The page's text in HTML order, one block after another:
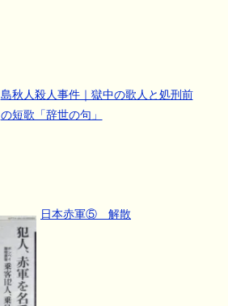
島秋人殺人事件｜獄中の歌人と処刑前
の短歌「辞世の句」
日本赤軍⑤ 解散